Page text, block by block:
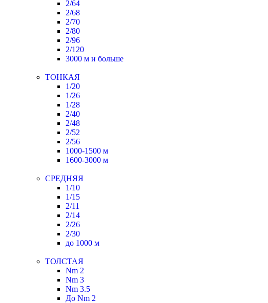
2/64
2/68
2/70
2/80
2/96
2/120
3000 м и больше
ТОНКАЯ
1/20
1/26
1/28
2/40
2/48
2/52
2/56
1000-1500 м
1600-3000 м
СРЕДНЯЯ
1/10
1/15
2/11
2/14
2/26
2/30
до 1000 м
ТОЛСТАЯ
Nm 2
Nm 3
Nm 3.5
До Nm 2